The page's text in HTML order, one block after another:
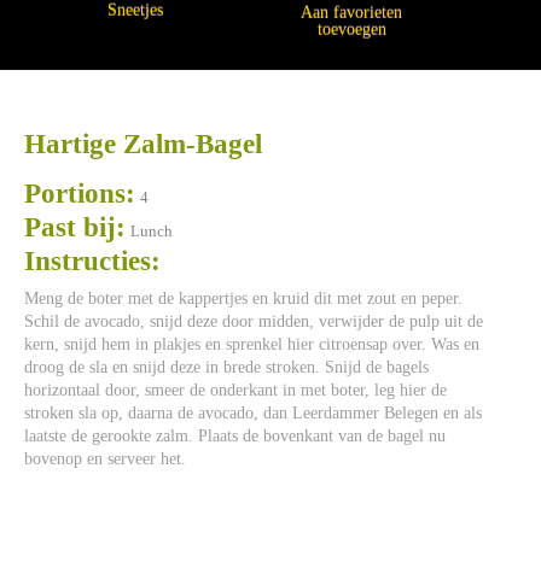
Sneetjes
Aan favorieten
toevoegen
Hartige Zalm-Bagel
Portions: 4
Past bij: Lunch
Instructies:
Meng de boter met de kappertjes en kruid dit met zout en peper.
Schil de avocado, snijd deze door midden, verwijder de pulp uit de
kern, snijd hem in plakjes en sprenkel hier citroensap over. Was en
droog de sla en snijd deze in brede stroken. Snijd de bagels
horizontaal door, smeer de onderkant in met boter, leg hier de
stroken sla op, daarna de avocado, dan Leerdammer Belegen en als
laatste de gerookte zalm. Plaats de bovenkant van de bagel nu
bovenop en serveer het.